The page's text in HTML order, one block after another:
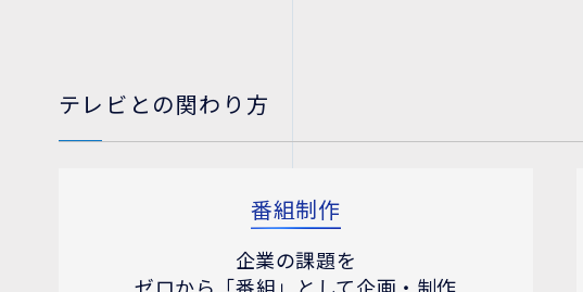
テレビとの関わり方
番組制作
企業の課題を
ゼロから「番組」として企画・制作